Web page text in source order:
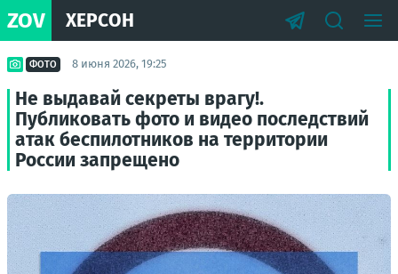
ZOV ХЕРСОН
ФОТО 8 июня 2026, 19:25
Не выдавай секреты врагу!.
Публиковать фото и видео последствий
атак беспилотников на территории
России запрещено